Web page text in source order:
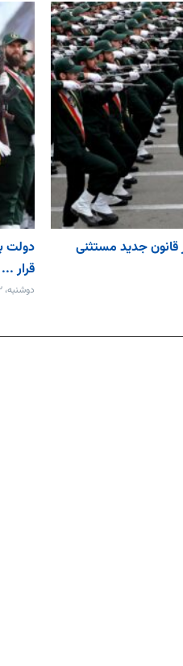
قانون جدید مستثنی
دولت
قرار ...
دوشنبه، ۲۲ تیر، ۱۴۰۵